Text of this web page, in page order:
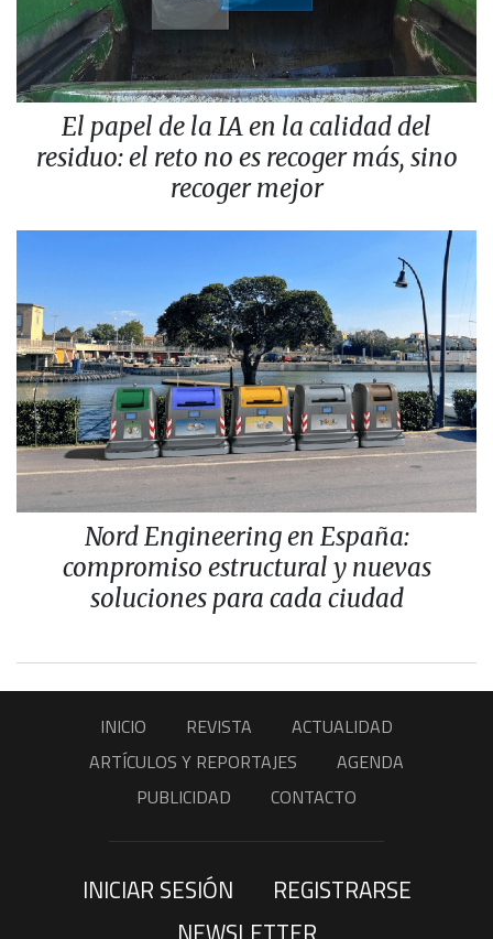
El papel de la IA en la calidad del
residuo: el reto no es recoger más, sino
recoger mejor
Nord Engineering en España:
compromiso estructural y nuevas
soluciones para cada ciudad
INICIO REVISTA
ACTUALIDAD
ARTÍCULOS Y REPORTAJES
AGENDA
PUBLICIDAD
CONTACTO
INICIAR SESIÓN
REGISTRARSE